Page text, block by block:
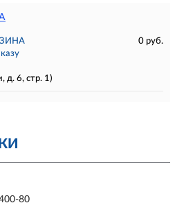
0 руб.
д. 6, стр. 1)
80